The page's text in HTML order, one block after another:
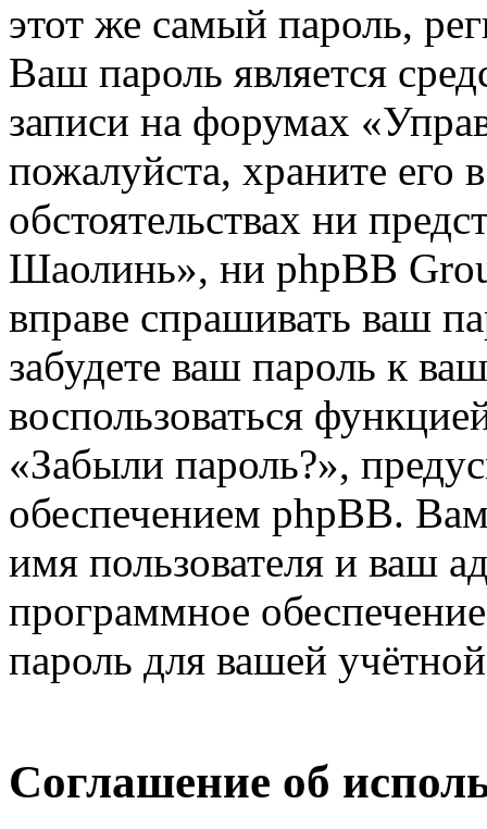
этот же самый пароль,
Ваш пароль является
записи на форумах
пожалуйста, храните его
обстоятельствах ни
Шаолинь», ни phpBB
вправе спрашивать ваш
забудете ваш пароль к
воспользоваться
«Забыли пароль?»,
обеспечением phpBB.
имя пользователя и ваш
программное
пароль для вашей
Соглашение об